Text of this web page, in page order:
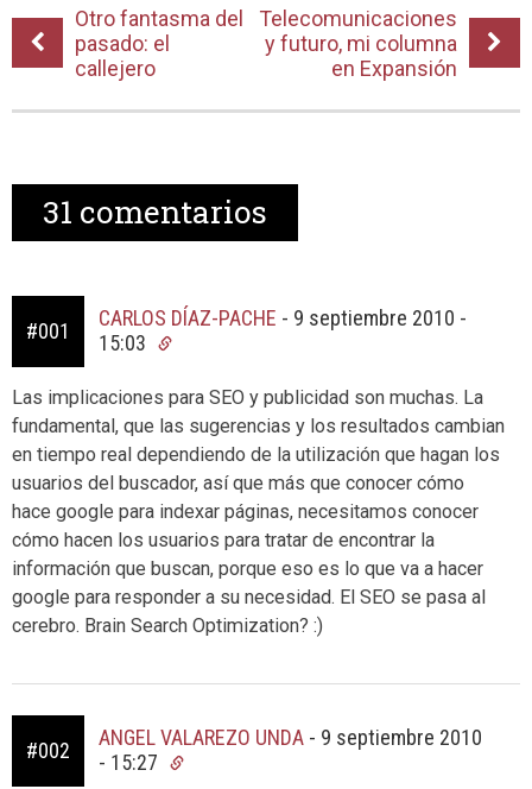
Otro fantasma del
pasado: el
callejero
Telecomunicaciones
y futuro, mi columna
en Expansión
31 comentarios
#001
CARLOS DÍAZ-PACHE - 9 septiembre 2010 -
15:03
Las implicaciones para SEO y publicidad son muchas. La
fundamental, que las sugerencias y los resultados cambian
en tiempo real dependiendo de la utilización que hagan los
usuarios del buscador, así que más que conocer cómo
hace google para indexar páginas, necesitamos conocer
cómo hacen los usuarios para tratar de encontrar la
información que buscan, porque eso es lo que va a hacer
google para responder a su necesidad. El SEO se pasa al
cerebro. Brain Search Optimization? :)
#002
ANGEL VALAREZO UNDA - 9 septiembre 2010
- 15:27